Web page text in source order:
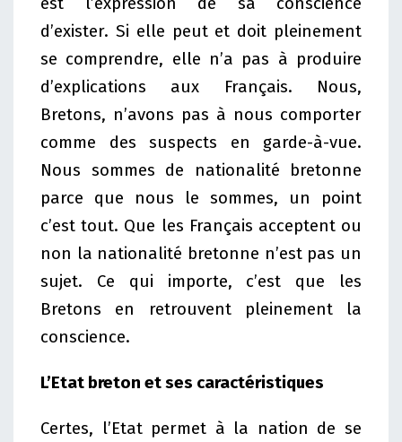
d’exister. Si elle peut et doit pleinement
se comprendre, elle n’a pas à produire
d’explications aux Français. Nous,
Bretons, n’avons pas à nous comporter
comme des suspects en garde-à-vue.
Nous sommes de nationalité bretonne
parce que nous le sommes, un point
c’est tout. Que les Français acceptent ou
non la nationalité bretonne n’est pas un
sujet. Ce qui importe, c’est que les
Bretons en retrouvent pleinement la
conscience.
L’Etat breton et ses caractéristiques
Certes, l’Etat permet à la nation de se